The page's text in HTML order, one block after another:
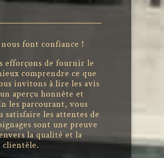
font confiance !
efforçons de fournir le
comprendre ce que
invitons à lire les avis
aperçu honnête et
les parcourant, vous
satisfaire les attentes de
sont une preuve
la qualité et la
clientèle.